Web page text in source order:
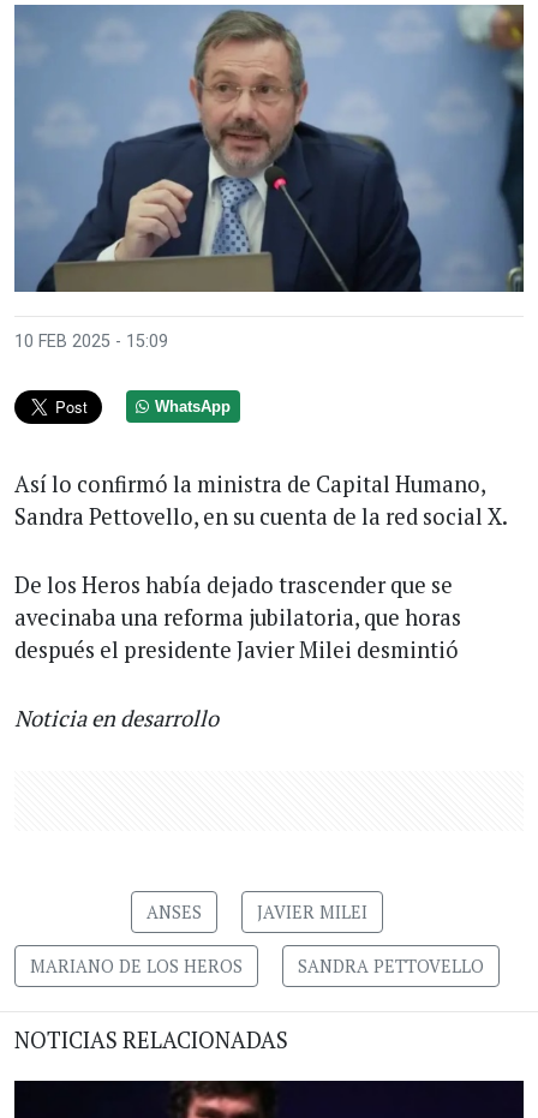
10 FEB 2025 - 15:09
WhatsApp
Así lo confirmó la ministra de Capital Humano,
Sandra Pettovello, en su cuenta de la red social X.
De los Heros había dejado trascender que se
avecinaba una reforma jubilatoria, que horas
después el presidente Javier Milei desmintió
Noticia en desarrollo
ANSES JAVIER MILEI
MARIANO DE LOS HEROS SANDRA PETTOVELLO
NOTICIAS RELACIONADAS